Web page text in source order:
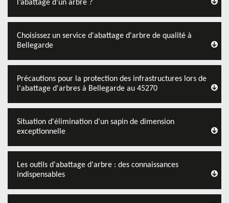
l’abattage d’un arbre ?
Choisissez un service d'abattage d'arbre de qualité à
Bellegarde
Précautions pour la protection des infrastructures lors de
l'abattage d'arbres à Bellegarde au 45270
Situation d'élimination d'un sapin de dimension
exceptionnelle
Les outils d'abattage d'arbre : des connaissances
indispensables